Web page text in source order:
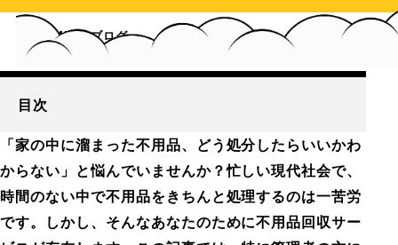
HOME
ブログ
不用品回収は管理者が24時間対応します
目次
「家の中に溜まった不用品、どう処分したらいいかわ
からない」と悩んでいませんか？忙しい現代社会で、
時間のない中で不用品をきちんと処理するのは一苦労
です。しかし、そんなあなたのために不用品回収サー